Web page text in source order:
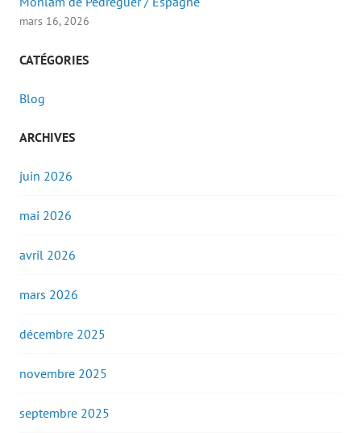
mars 16, 2026
CATÉGORIES
Blog
ARCHIVES
juin 2026
mai 2026
avril 2026
mars 2026
décembre 2025
novembre 2025
septembre 2025